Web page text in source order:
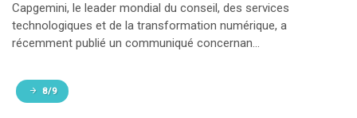
Capgemini, le leader mondial du conseil, des services
technologiques et de la transformation numérique, a
récemment publié un communiqué concernan...
8/9